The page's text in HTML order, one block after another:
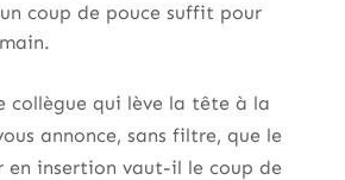
coup de pouce suffit pour
collègue qui lève la tête à la
annonce, sans filtre, que le
en insertion vaut-il le coup de